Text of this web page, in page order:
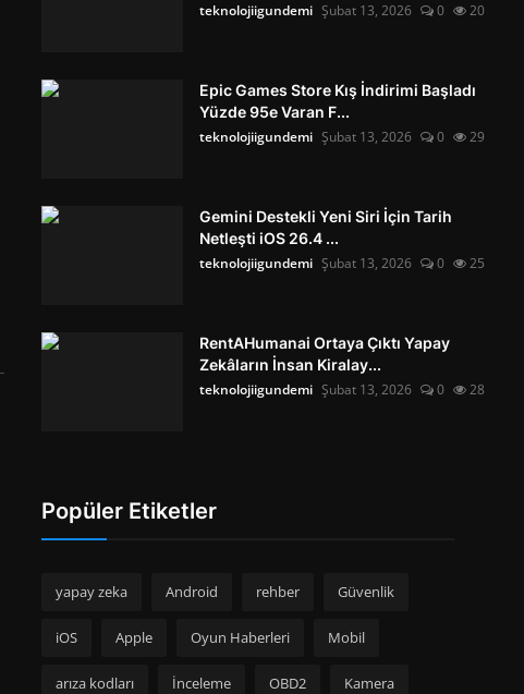
teknolojiigundemi Şubat 13, 2026 0 20
Epic Games Store Kış İndirimi Başladı
Yüzde 95e Varan F...
teknolojiigundemi Şubat 13, 2026 0 29
Gemini Destekli Yeni Siri İçin Tarih
Netleşti iOS 26.4 ...
teknolojiigundemi Şubat 13, 2026 0 25
RentAHumanai Ortaya Çıktı Yapay
Zekâların İnsan Kiralay...
teknolojiigundemi Şubat 13, 2026 0 28
Popüler Etiketler
yapay zeka Android rehber Güvenlik
iOS Apple Oyun Haberleri Mobil
arıza kodları İnceleme OBD2 Kamera